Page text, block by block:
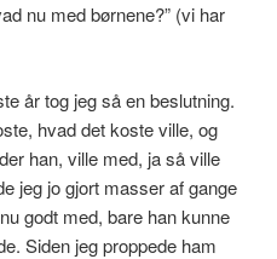
nu med børnene?” (vi har
år tog jeg så en beslutning.
hvad det koste ville, og
han, ville med, ja så ville
jeg jo gjort masser af gange
godt med, bare han kunne
Siden jeg proppede ham